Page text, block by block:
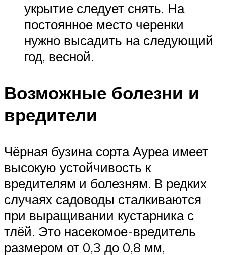
укрытие следует снять. На
постоянное место черенки
нужно высадить на следующий
год, весной.
Возможные болезни и
вредители
Чёрная бузина сорта Ауреа имеет
высокую устойчивость к
вредителям и болезням. В редких
случаях садоводы сталкиваются
при выращивании кустарника с
тлёй. Это насекомое-вредитель
размером от 0,3 до 0,8 мм,